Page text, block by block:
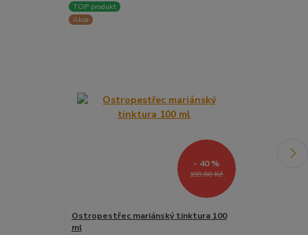
TOP produkt
Akce
199,00 Kč
- 40 %
Ostropestřec mariánský tinktura 100
ml